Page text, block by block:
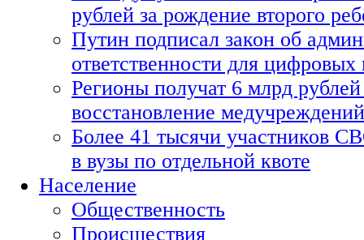
рублей за рождение второго
Путин подписал закон об
ответственности для
Регионы получат 6 млрд рублей
восстановление медучреждений
Более 41 тысячи участников
в вузы по отдельной квоте
Население
Общественность
Происшествия